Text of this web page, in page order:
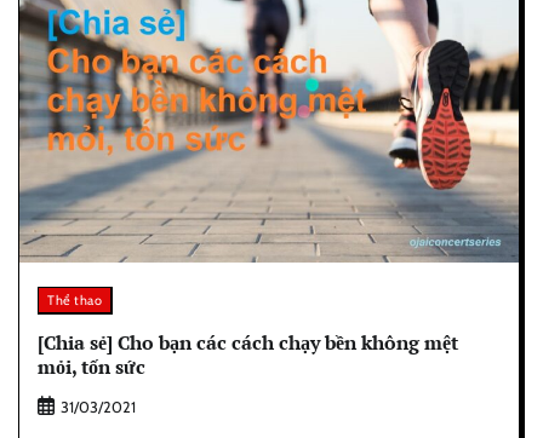
Thể thao
[Chia sẻ] Cho bạn các cách chạy bền không mệt
mỏi, tốn sức
31/03/2021